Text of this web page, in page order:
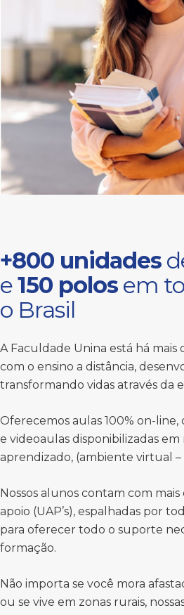
+800 unidades
e150 polos em
o Brasil
A Faculdade Unina está há mais
com o ensino a distância,
transformando vidas através da
Oferecemos aulas 100% on-
e videoaulas disponibilizadas
aprendizado, (ambiente virtual –
Nossos alunos contam com
apoio (UAP’s), espalhadas por
para oferecer todo o suporte
formação.
Não importa se você mora
ou se vive em zonas rurais,